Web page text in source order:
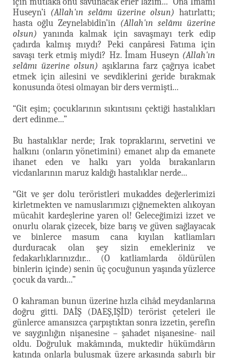
Huseyn’i (Allah'ın selâmı üzerine olsun) hatırlattı;
hasta oğlu Zeynelabidîn’in (Allah'ın selâmı üzerine
olsun) yanında kalmak için savaşmayı terk edip
çadırda kalmış mıydı? Peki canpâresi Fatıma için
savaşı terk etmiş miydi? Hz. İmam Huseyn (Allah'ın
selâmı üzerine olsun) aşıklarına farz çağrıya icabet
etmek için ailesini ve sevdiklerini geride bırakmak
konusunda ötesi olmayan bir ders vermişti...
“Git eşim; çocuklarının sıkıntısını çektiği hastalıkları
dert edinme...”
Bu hastalıklar nerde; Irak topraklarını, servetini ve
halkını (onların yönetimini) emanet alıp da emanete
ihanet eden ve halkı yarı yolda bırakanların
vicdanlarının maruz kaldığı hastalıklar nerde...
“Git ve şer dolu teröristleri mukaddes değerlerimizi
kirletmekten ve namuslarımızı çiğnemekten alıkoyan
mücahit kardeşlerine yaren ol! Geleceğimizi izzet ve
onurlu olarak çizecek, bize barış ve güven sağlayacak
ve binlerce masum cana kıyılan katliamları
durduracak olan şey sizin emekleriniz ve
fedakarlıklarınızdır... (O katliamlarda öldürülen
binlerin içinde) senin üç çocuğunun yaşında yüzlerce
çocuk da vardı...”
O kahraman bunun üzerine hızla cihâd meydanlarına
doğru gitti. DAİŞ (DAEŞ,IŞİD) terörist çeteleri ile
günlerce amansızca çarpıştıktan sonra izzetin, şerefin
ve saygınlığın nişanesine – şahadet nişanesine- nail
oldu. Doğruluk makâmında, muktedir hükümdârın
katında onlarla buluşmak üzere arkasında sabırlı bir